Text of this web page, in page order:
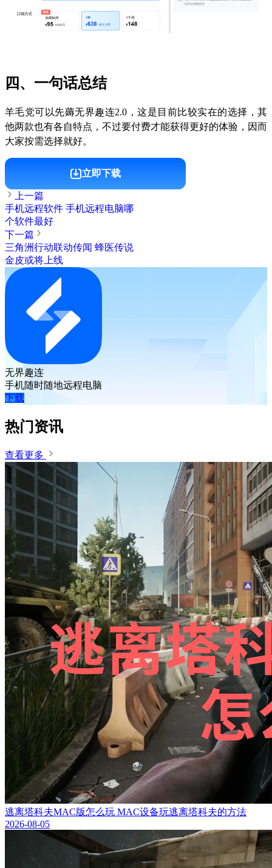
四、一句话总结
羊毛党可以先薅无界趣连2.0，这是目前比较实在的选择，其
他两款也有各自特点，不过要付费才能获得更好的体验，因而
大家按需选择就好。
立即下载
上一篇
手机远程软件 手机远程电脑哪
个软件最好
下一篇
三角洲行动联动传闻 蜂医传说
金皮或将上线
无界趣连
手机随时随地远程电脑
下载
热门资讯
查看更多
逃离塔科夫MAC版怎么玩 MAC设备玩逃离塔科夫的方法
2026-08-05